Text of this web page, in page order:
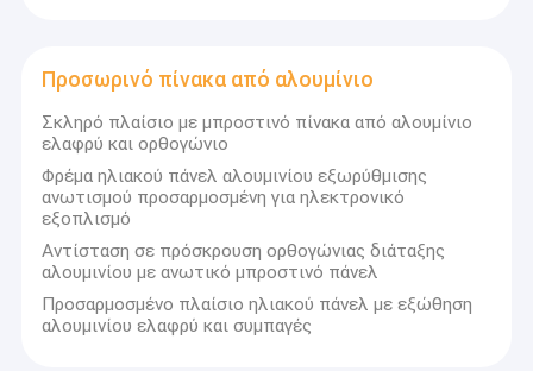
Προσωρινό πίνακα από αλουμίνιο
Σκληρό πλαίσιο με μπροστινό πίνακα από αλουμίνιο
ελαφρύ και ορθογώνιο
Φρέμα ηλιακού πάνελ αλουμινίου εξωρύθμισης
ανωτισμού προσαρμοσμένη για ηλεκτρονικό
εξοπλισμό
Αντίσταση σε πρόσκρουση ορθογώνιας διάταξης
αλουμινίου με ανωτικό μπροστινό πάνελ
Προσαρμοσμένο πλαίσιο ηλιακού πάνελ με εξώθηση
αλουμινίου ελαφρύ και συμπαγές